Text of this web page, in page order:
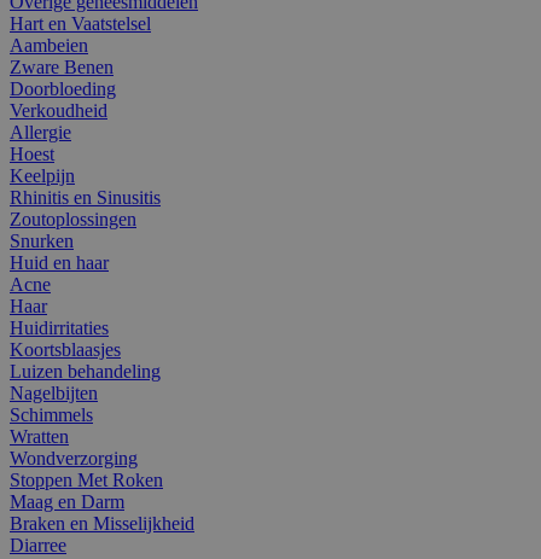
Hart en Vaatstelsel
Aambeien
Zware Benen
Doorbloeding
Verkoudheid
Allergie
Hoest
Keelpijn
Rhinitis en Sinusitis
Zoutoplossingen
Snurken
Huid en haar
Acne
Haar
Huidirritaties
Koortsblaasjes
Luizen behandeling
Nagelbijten
Schimmels
Wratten
Wondverzorging
Stoppen Met Roken
Maag en Darm
Braken en Misselijkheid
Diarree